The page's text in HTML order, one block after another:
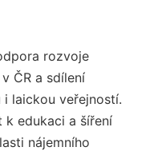
rozvoje
ČR a sdílení
laickou veřejností.
k edukaci a šíření
nájemního